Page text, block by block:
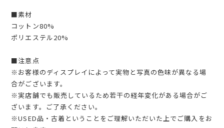
■素材
コットン80%
ポリエステル20%
■注意点
※お客様のディスプレイによって実物と写真の色味が異なる場
合がございます。
※実店舗でも販売しているため若干の経年変化がある場合がご
ざいます。ご了承ください。
※USED品・古着ということをご理解いただいた上でご購入をお